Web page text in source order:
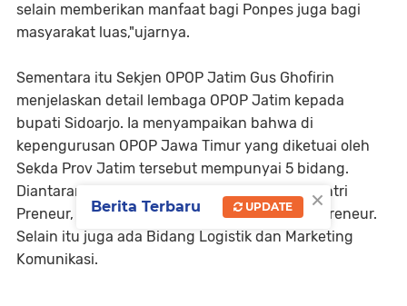
selain memberikan manfaat bagi Ponpes juga bagi
masyarakat luas,"ujarnya.
Sementara itu Sekjen OPOP Jatim Gus Ghofirin
menjelaskan detail lembaga OPOP Jatim kepada
bupati Sidoarjo. Ia menyampaikan bahwa di
kepengurusan OPOP Jawa Timur yang diketuai oleh
Sekda Prov Jatim tersebut mempunyai 5 bidang.
Diantaranya Bidang Perencanaan, Bidang Santri
Preneur, Pesantren Preneur kemudian Sosio Preneur.
Selain itu juga ada Bidang Logistik dan Marketing
Komunikasi.
×
Berita Terbaru UPDATE